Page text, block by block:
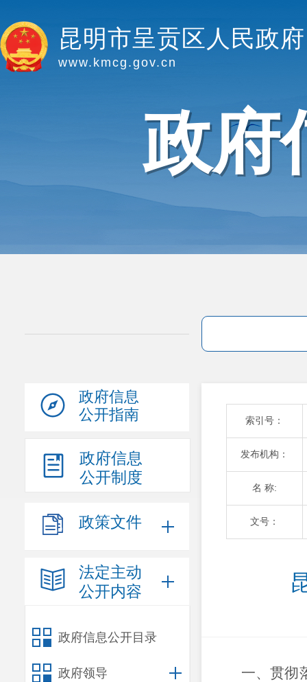
昆明市呈贡区人民政府
www.kmcg.gov.cn
政府
政府信息
公开指南
政府信息
公开制度
政策文件
法定主动
公开内容
政府信息公开目录
政府领导
索引号：
发布机构：
名 称:
文号：
一、贯彻